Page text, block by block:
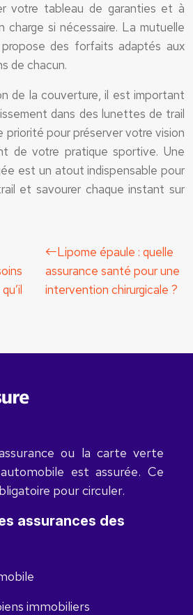
votre tableau de garanties et à
charge si nécessaire. La mutuelle
des forfaits adaptés aux
de chacun.
de la couverture, il est important
dans des lunettes de trail
priorité pour préserver votre vision
de votre pratique sportive. Une
est un atout indispensable pour
et savourer chaque instant sur
Lipome épaule : quelle
assurance santé pour une
intervention chirurgicale ?
ou la carte verte
est assurée. Ce
pour circuler.
assurances des
immobiliers